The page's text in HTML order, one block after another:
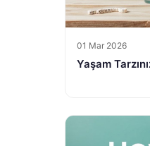
01 Mar 2026
Yaşam